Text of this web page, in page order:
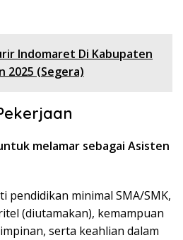
Indomaret Di Kabupaten
2025 (Segera)
melamar sebagai Asisten
pendidikan minimal SMA/SMK,
(diutamakan), kemampuan
serta keahlian dalam